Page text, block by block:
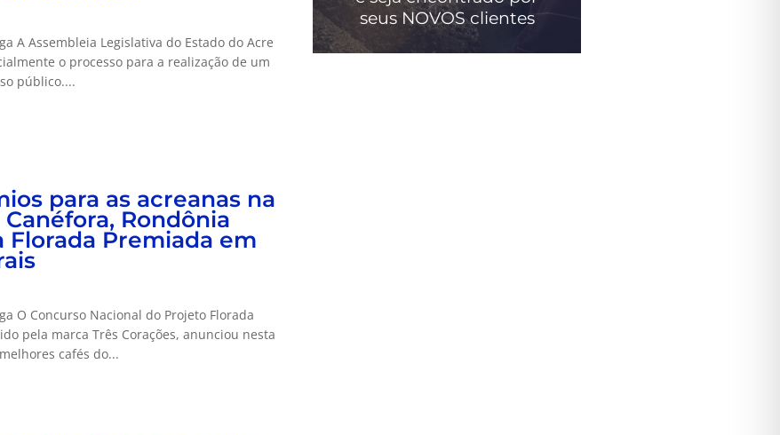
A Assembleia Legislativa do Estado do Acre
o processo para a realização de um
público....
para as acreanas na
Rondônia
Florada Premiada em
O Concurso Nacional do Projeto Florada
pela marca Três Corações, anunciou nesta
cafés do...
seus NOVOS clientes